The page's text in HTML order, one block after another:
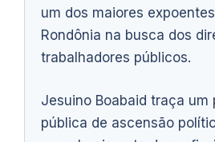
um dos maiores
Rondônia na busca dos
trabalhadores públicos.
Jesuino Boabaid traça um
pública de ascensão